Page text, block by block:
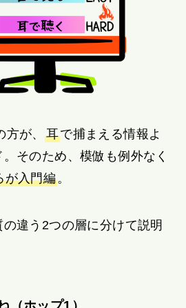
が、 耳で捕まえる情報よ
そのため、模倣も例外なく
が入門編。
違う2つの層に分けて説明